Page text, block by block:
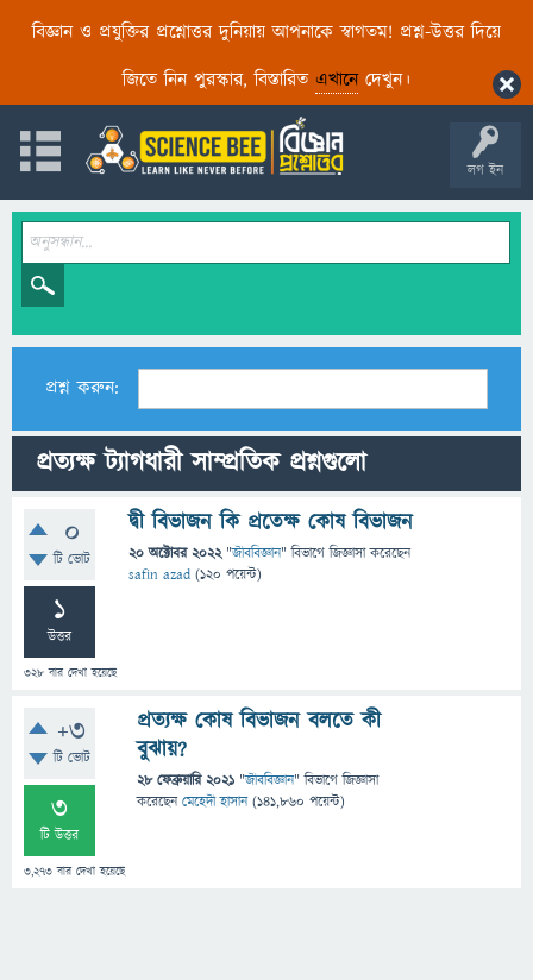
বিজ্ঞান ও প্রযুক্তির প্রশ্নোত্তর দুনিয়ায় আপনাকে স্বাগতম! প্রশ্ন-উত্তর দিয়ে
জিতে নিন পুরস্কার, বিস্তারিত এখানেদেখুন।
লগ ইন
প্রশ্ন করুন:
প্রত্যক্ষ ট্যাগধারী সাম্প্রতিক প্রশ্নগুলো
0
টি ভোট
1
উত্তর
328 বার দেখা হয়েছে
দ্বী বিভাজন কি প্রতেক্ষ কোষ বিভাজন
20 অক্টোবর 2022 "জীববিজ্ঞান" বিভাগে জিজ্ঞাসাকরেছেন
safin azad (120 পয়েন্ট)
+3
টি ভোট
3
টি উত্তর
3,273 বার দেখা হয়েছে
প্রত্যক্ষ কোষ বিভাজন বলতে কী
বুঝায়?
28 ফেব্রুয়ারি 2021 "জীববিজ্ঞান" বিভাগে জিজ্ঞাসা
করেছেনমেহেদী হাসান (141,860 পয়েন্ট)